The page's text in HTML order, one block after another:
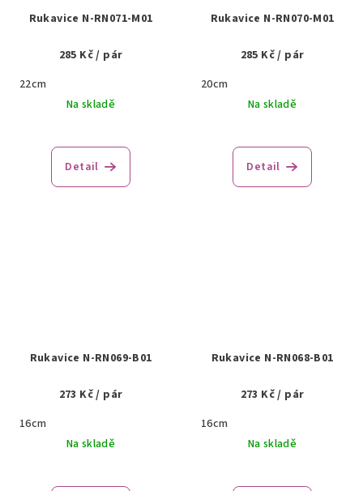
Rukavice N-RN071-M01
285 Kč/ pár
22cm
Na skladě
Detail
Rukavice N-RN070-M01
285 Kč/ pár
20cm
Na skladě
Detail
Rukavice N-RN069-B01
273 Kč/ pár
16cm
Na skladě
Rukavice N-RN068-B01
273 Kč/ pár
16cm
Na skladě